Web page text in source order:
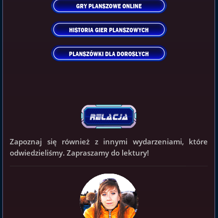
Zapoznaj się również z innymi wydarzeniami, które
odwiedzieliśmy. Zapraszamy do lektury!